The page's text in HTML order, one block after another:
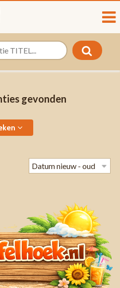
gevonden